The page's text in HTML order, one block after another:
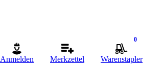
Anmelden Merkzettel
0
Warenstapler